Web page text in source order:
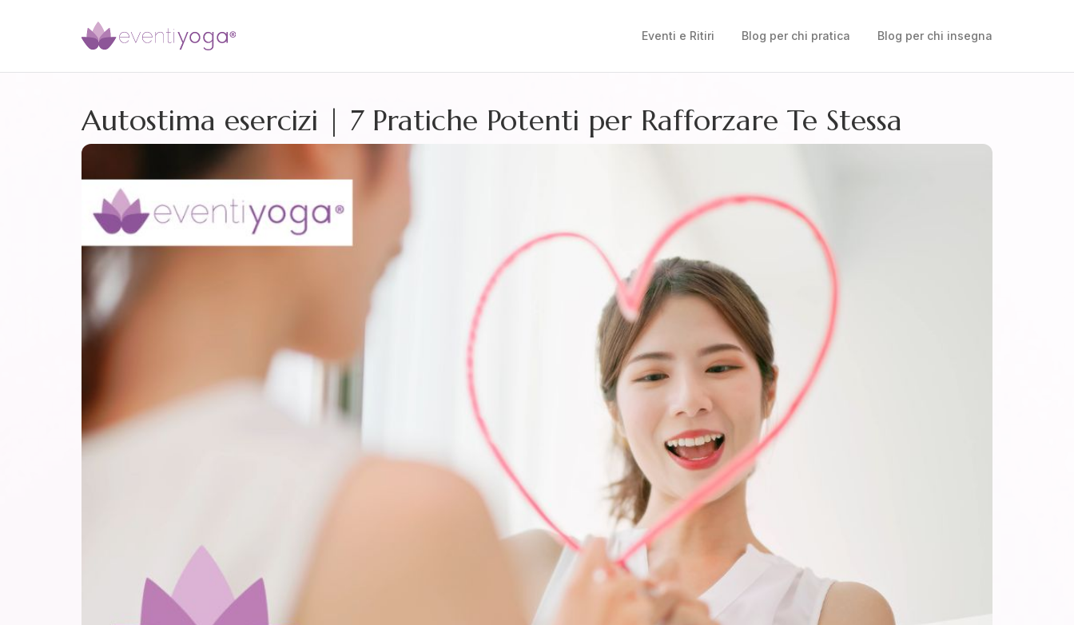
Eventi e Ritiri Blog per chi pratica Blog per chi insegna
Autostima esercizi | 7 Pratiche Potenti per Rafforzare Te Stessa